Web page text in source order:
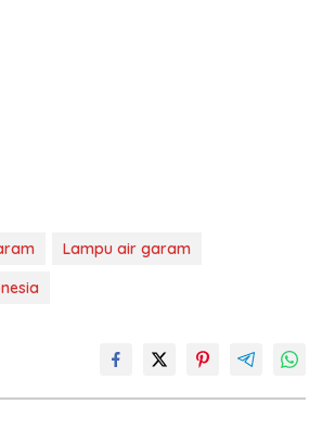
Lampu air garam